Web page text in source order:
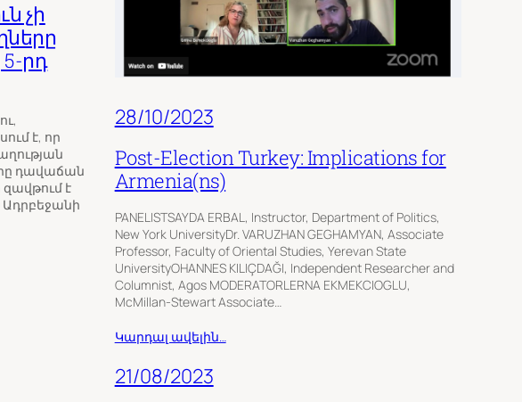
չի
րդ
է, որ
դավաճան
է
Ադրբեջանի
28/10/2023
Post-Election Turkey: Implications for
Armenia(ns)
PANELISTSAYDA ERBAL, Instructor, Department of Politics,
New York UniversityDr. VARUZHAN GEGHAMYAN, Associate
Professor, Faculty of Oriental Studies, Yerevan State
UniversityOHANNES KILIÇDAĞI, Independent Researcher and
Columnist, Agos MODERATORLERNA EKMEKCIOGLU,
McMillan-Stewart Associate…
Կարդալ ավելին…
21/08/2023